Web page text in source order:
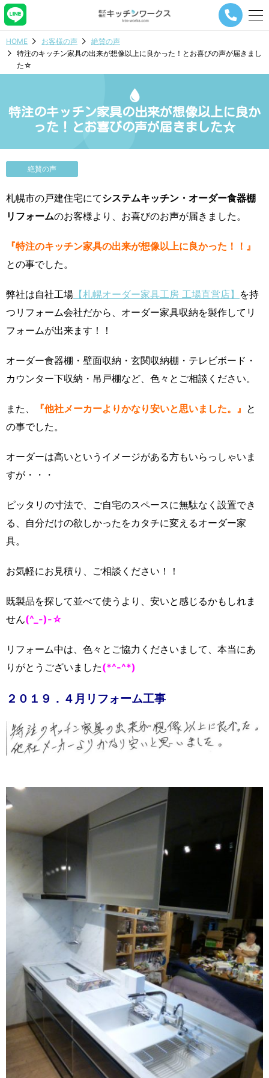
メ
ー
ビ
シ
ョ
タ
HOME お客様の声
絶賛の声
特注のキッチン家具の出来が想像以上に良かった！とお喜びの声が届きまし
た☆
特注のキッチン家具の出来が想像以上に良か
った！とお喜びの声が届きました☆
絶賛の声
札幌市の戸建住宅にてシステムキッチン・オーダー食器棚
リフォームのお客様より、お喜びのお声が届きました。
『特注のキッチン家具の出来が想像以上に良かった！！』
との事でした。
弊社は自社工場 【札幌オーダー家具工房 工場直営店】 を持
つリフォーム会社だから、オーダー家具収納を製作してリ
フォームが出来ます！！
オーダー食器棚・壁面収納・玄関収納棚・テレビボード・
カウンター下収納・吊戸棚など、色々とご相談ください。
また、 『他社メーカーよりかなり安いと思いました。』 と
の事でした。
オーダーは高いというイメージがある方もいらっしゃいま
すが・・・
ピッタリの寸法で、ご自宅のスペースに無駄なく設置でき
る、自分だけの欲しかったをカタチに変えるオーダー家
具。
お気軽にお見積り、ご相談ください！！
既製品を探して並べて使うより、安いと感じるかもしれま
せん(^_-)-☆
リフォーム中は、色々とご協力くださいまして、本当にあ
りがとうございました(*^-^*)
２０１９．４月リフォーム工事